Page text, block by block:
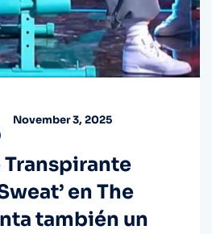
November 3, 2025
Transpirante
en The
también un